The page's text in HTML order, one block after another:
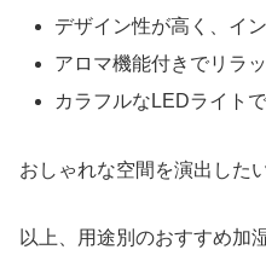
デザイン性が高く、イ
アロマ機能付きでリラ
カラフルなLEDライト
おしゃれな空間を演出した
以上、用途別のおすすめ加